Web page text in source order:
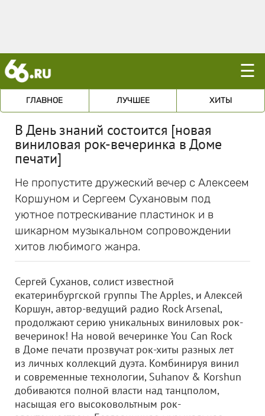
☰
ГЛАВНОЕ ЛУЧШЕЕ ХИТЫ
В День знаний состоится [новая
виниловая рок-вечеринка в Доме
печати]
Не пропустите дружеский вечер с Алексеем
Коршуном и Сергеем Сухановым под
уютное потрескивание пластинок и в
шикарном музыкальном сопровождении
хитов любимого жанра.
Сергей Суханов, солист известной
екатеринбургской группы The Apples, и Алексей
Коршун, автор-ведущий радио Rock Arsenal,
продолжают серию уникальных виниловых рок-
вечеринок! На новой вечеринке You Can Rock
в Доме печати прозвучат рок-хиты разных лет
из личных коллекций дуэта. Комбинируя винил
и современные технологии, Suhanov & Korshun
добиваются полной власти над танцполом,
насыщая его высоковольтным рок-